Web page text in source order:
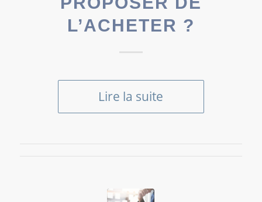
L’ACHETER ?
Lire la suite